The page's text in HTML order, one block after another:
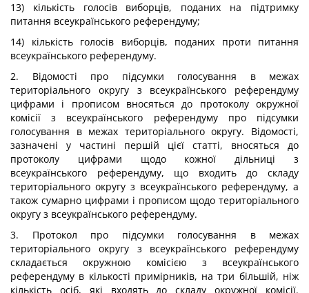
13) кількість голосів виборців, поданих на підтримку
питання всеукраїнського референдуму;
14) кількість голосів виборців, поданих проти питання
всеукраїнського референдуму.
2. Відомості про підсумки голосування в межах
територіального округу з всеукраїнського референдуму
цифрами і прописом вносяться до протоколу окружної
комісії з всеукраїнського референдуму про підсумки
голосування в межах територіального округу. Відомості,
зазначені у частині першій цієї статті, вносяться до
протоколу цифрами щодо кожної дільниці з
всеукраїнського референдуму, що входить до складу
територіального округу з всеукраїнського референдуму, а
також сумарно цифрами і прописом щодо територіального
округу з всеукраїнського референдуму.
3. Протокол про підсумки голосування в межах
територіального округу з всеукраїнського референдуму
складається окружною комісією з всеукраїнського
референдуму в кількості примірників, на три більшій, ніж
кількість осіб, які входять до складу окружної комісії.